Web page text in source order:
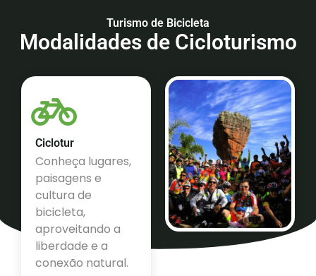
Turismo de Bicicleta
Modalidades de Cicloturismo
Ciclotur
Conheça lugares,
paisagens e
cultura de
bicicleta,
aproveitando a
liberdade e a
conexão natural.